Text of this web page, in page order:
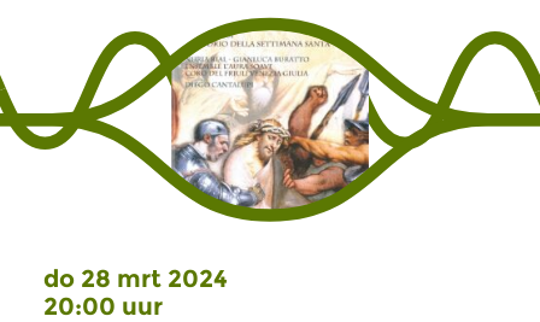
do 28 mrt 2024
20:00 uur